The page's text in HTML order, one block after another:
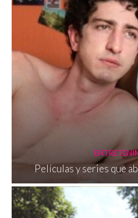
Películas y series que